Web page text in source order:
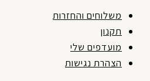
משלוחים והחזרות
תקנון
מועדפים שלי
הצהרת נגישות